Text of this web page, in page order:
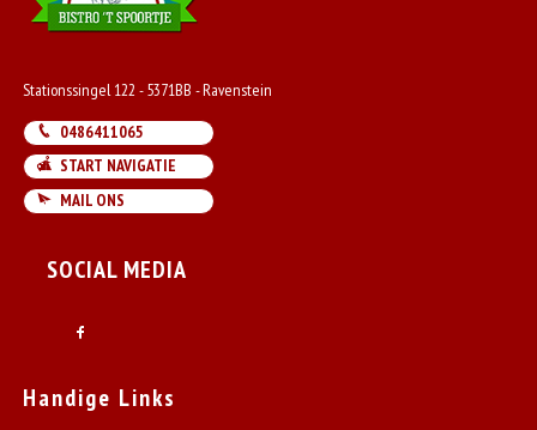
Stationssingel 122 - 5371BB - Ravenstein
0486411065
START NAVIGATIE
MAIL ONS
SOCIAL MEDIA
Handige Links